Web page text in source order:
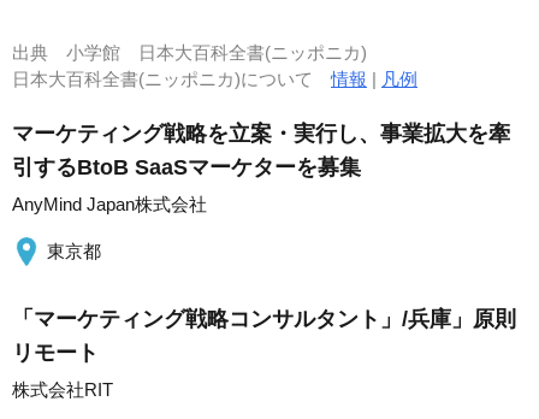
出典 小学館 日本大百科全書(ニッポニカ)
日本大百科全書(ニッポニカ)について情報 | 凡例
マーケティング戦略を立案・実行し、事業拡大を牽
引するBtoB SaaSマーケターを募集
AnyMind Japan株式会社
東京都
「マーケティング戦略コンサルタント」/兵庫」原則
リモート
株式会社RIT